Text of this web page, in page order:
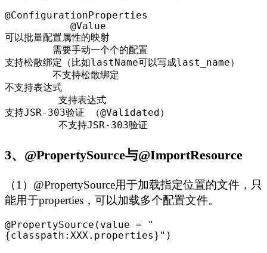
@ConfigurationProperties
           @Value
可以批量配置属性的映射
        需要手动一个个的配置
支持松散绑定（比如lastName可以写成last_name）
        不支持松散绑定
不支持表达式
         支持表达式
支持JSR-303验证 （@Validated）
         不支持JSR-303验证
3、@PropertySource与@ImportResource
（1）@PropertySource用于加载指定位置的文件，只
能用于properties，可以加载多个配置文件。
@PropertySource(value = "
{classpath:XXX.properties}")